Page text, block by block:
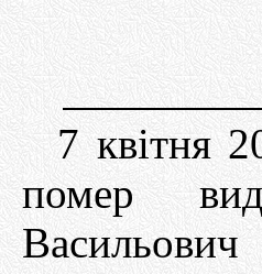
7 квітня
помер